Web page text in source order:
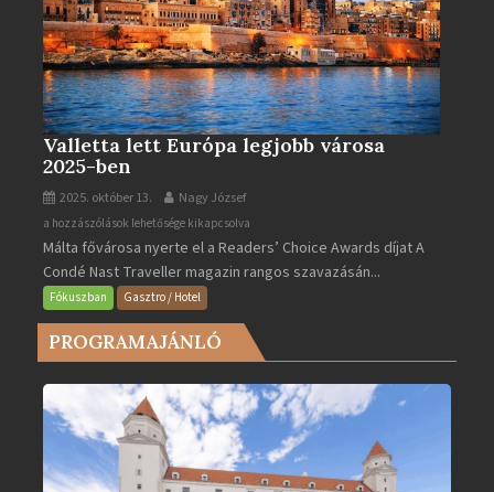
Valletta lett Európa legjobb városa
2025-ben
2025. október 13. Nagy József
Valletta
lett
Európa
legjobb
városa
2025-
bejegyzéshez
a hozzászólások lehetősége kikapcsolva
Málta fővárosa nyerte el a Readers’ Choice Awards díjat A
Condé Nast Traveller magazin rangos szavazásán...
Fókuszban Gasztro / Hotel
PROGRAMAJÁNLÓ